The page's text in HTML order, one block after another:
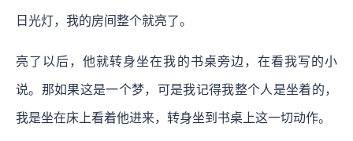
日光灯，我的房间整个就亮了。
亮了以后，他就转身坐在我的书桌旁边，在看我写的小
说。那如果这是一个梦，可是我记得我整个人是坐着的，
我是坐在床上看着他进来，转身坐到书桌上这一切动作。